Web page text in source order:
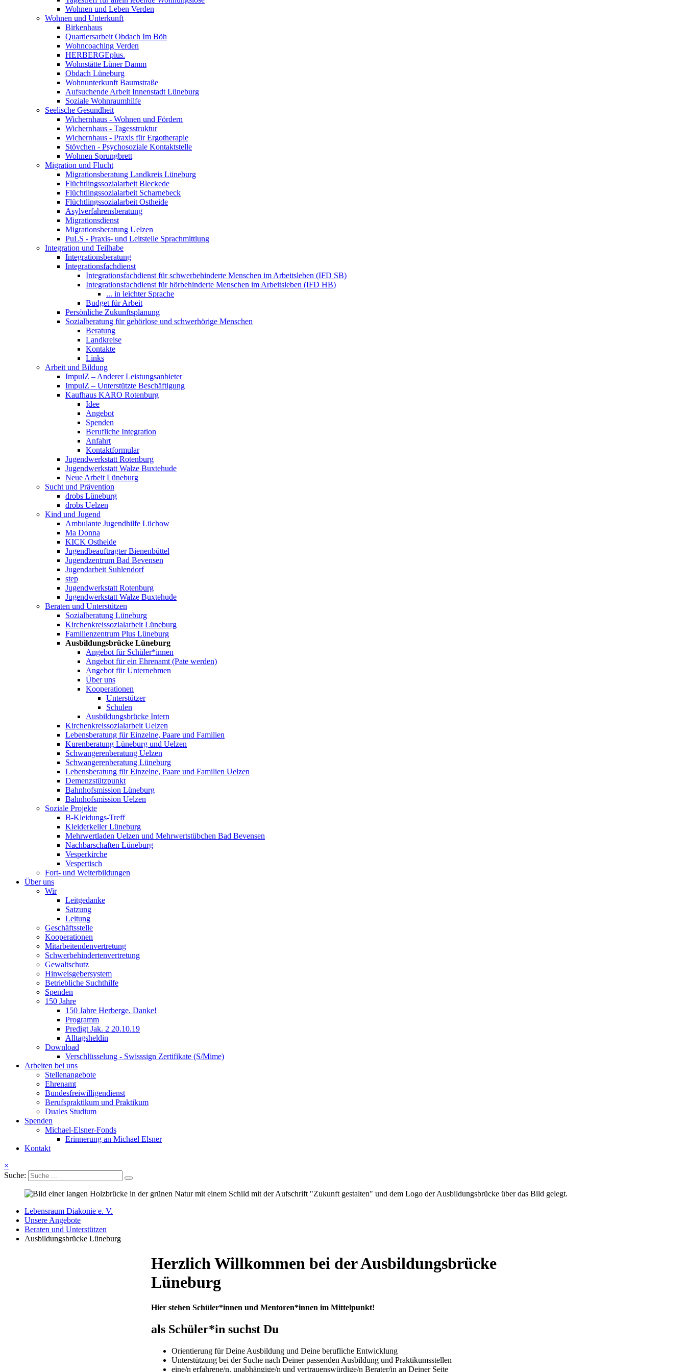
Wohnen und Leben Verden
Wohnen und Unterkunft
Birkenhaus
Quartiersarbeit Obdach Im Böh
Wohncoaching Verden
HERBERGEplus.
Wohnstätte Lüner Damm
Obdach Lüneburg
Wohnunterkunft Baumstraße
Aufsuchende Arbeit Innenstadt Lüneburg
Soziale Wohnraumhilfe
Seelische Gesundheit
Wichernhaus - Wohnen und Fördern
Wichernhaus - Tagesstruktur
Wichernhaus - Praxis für Ergotherapie
Stövchen - Psychosoziale Kontaktstelle
Wohnen Sprungbrett
Migration und Flucht
Migrationsberatung Landkreis Lüneburg
Flüchtlingssozialarbeit Bleckede
Flüchtlingssozialarbeit Scharnebeck
Flüchtlingssozialarbeit Ostheide
Asylverfahrensberatung
Migrationsdienst
Migrationsberatung Uelzen
PuLS - Praxis- und Leitstelle Sprachmittlung
Integration und Teilhabe
Integrationsberatung
Integrationsfachdienst
Integrationsfachdienst für schwerbehinderte Menschen im Arbeitsleben (IFD SB)
Integrationsfachdienst für hörbehinderte Menschen im Arbeitsleben (IFD HB)
... in leichter Sprache
Budget für Arbeit
Persönliche Zukunftsplanung
Sozialberatung für gehörlose und schwerhörige Menschen
Beratung
Landkreise
Kontakte
Links
Arbeit und Bildung
ImpulZ – Anderer Leistungsanbieter
ImpulZ – Unterstützte Beschäftigung
Kaufhaus KARO Rotenburg
Idee
Angebot
Spenden
Berufliche Integration
Anfahrt
Kontaktformular
Jugendwerkstatt Rotenburg
Jugendwerkstatt Walze Buxtehude
Neue Arbeit Lüneburg
Sucht und Prävention
drobs Lüneburg
drobs Uelzen
Kind und Jugend
Ambulante Jugendhilfe Lüchow
Ma Donna
KICK Ostheide
Jugendbeauftragter Bienenbüttel
Jugendzentrum Bad Bevensen
Jugendarbeit Suhlendorf
step
Jugendwerkstatt Rotenburg
Jugendwerkstatt Walze Buxtehude
Beraten und Unterstützen
Sozialberatung Lüneburg
Kirchenkreissozialarbeit Lüneburg
Familienzentrum Plus Lüneburg
Ausbildungsbrücke Lüneburg
Angebot für Schüler*innen
Angebot für ein Ehrenamt (Pate werden)
Angebot für Unternehmen
Über uns
Kooperationen
Unterstützer
Schulen
Ausbildungsbrücke Intern
Kirchenkreissozialarbeit Uelzen
Lebensberatung für Einzelne, Paare und Familien
Kurenberatung Lüneburg und Uelzen
Schwangerenberatung Uelzen
Schwangerenberatung Lüneburg
Lebensberatung für Einzelne, Paare und Familien Uelzen
Demenzstützpunkt
Bahnhofsmission Lüneburg
Bahnhofsmission Uelzen
Soziale Projekte
B-Kleidungs-Treff
Kleiderkeller Lüneburg
Mehrwertladen Uelzen und Mehrwertstübchen Bad Bevensen
Nachbarschaften Lüneburg
Vesperkirche
Vespertisch
Fort- und Weiterbildungen
Über uns
Wir
Leitgedanke
Satzung
Leitung
Geschäftsstelle
Kooperationen
Mitarbeitendenvertretung
Schwerbehindertenvertretung
Gewaltschutz
Hinweisgebersystem
Betriebliche Suchthilfe
Spenden
150 Jahre
150 Jahre Herberge. Danke!
Programm
Predigt Jak. 2 20.10.19
Alltagsheldin
Download
Verschlüsselung - Swisssign Zertifikate (S/Mime)
Arbeiten bei uns
Stellenangebote
Ehrenamt
Bundesfreiwilligendienst
Berufspraktikum und Praktikum
Duales Studium
Spenden
Michael-Elsner-Fonds
Erinnerung an Michael Elsner
Kontakt
×
Suche:
Lebensraum Diakonie e. V.
Unsere Angebote
Beraten und Unterstützen
Ausbildungsbrücke Lüneburg
Herzlich Willkommen bei der Ausbildungsbrücke
Lüneburg
Hier stehen Schüler*innen und Mentoren*innen im Mittelpunkt!
als Schüler*in suchst Du
Orientierung für Deine Ausbildung und Deine berufliche Entwicklung
Unterstützung bei der Suche nach Deiner passenden Ausbildung und Praktikumsstellen
eine/n erfahrene/n, unabhängige/n und vertrauenswürdige/n Berater/in an Deiner Seite